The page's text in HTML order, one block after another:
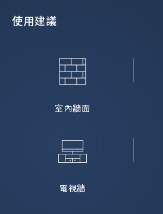
使用建議
室內牆面
電視牆